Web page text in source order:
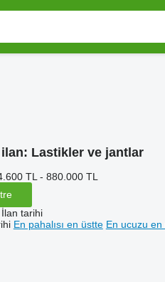
ilan: Lastikler ve jantlar
TL - 880.000 TL
İlan tarihi
En pahalısı en üstte En ucuzu en